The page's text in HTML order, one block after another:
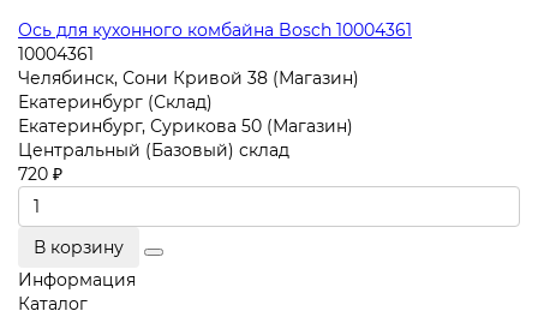
Ось для кухонного комбайна Bosch 10004361
10004361
Челябинск, Сони Кривой 38 (Магазин)
Екатеринбург (Склад)
Екатеринбург, Сурикова 50 (Магазин)
Центральный (Базовый) склад
720 ₽
В корзину
Информация
Каталог